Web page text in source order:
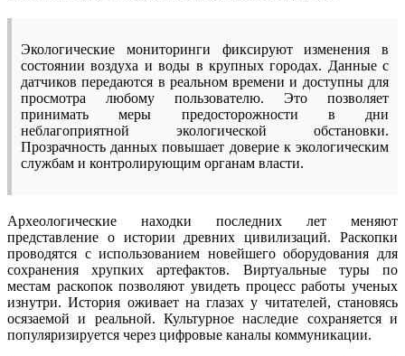
Экологические мониторинги фиксируют изменения в
состоянии воздуха и воды в крупных городах. Данные с
датчиков передаются в реальном времени и доступны для
просмотра любому пользователю. Это позволяет
принимать меры предосторожности в дни
неблагоприятной экологической обстановки.
Прозрачность данных повышает доверие к экологическим
службам и контролирующим органам власти.
Археологические находки последних лет меняют
представление о истории древних цивилизаций. Раскопки
проводятся с использованием новейшего оборудования для
сохранения хрупких артефактов. Виртуальные туры по
местам раскопок позволяют увидеть процесс работы ученых
изнутри. История оживает на глазах у читателей, становясь
осязаемой и реальной. Культурное наследие сохраняется и
популяризируется через цифровые каналы коммуникации.